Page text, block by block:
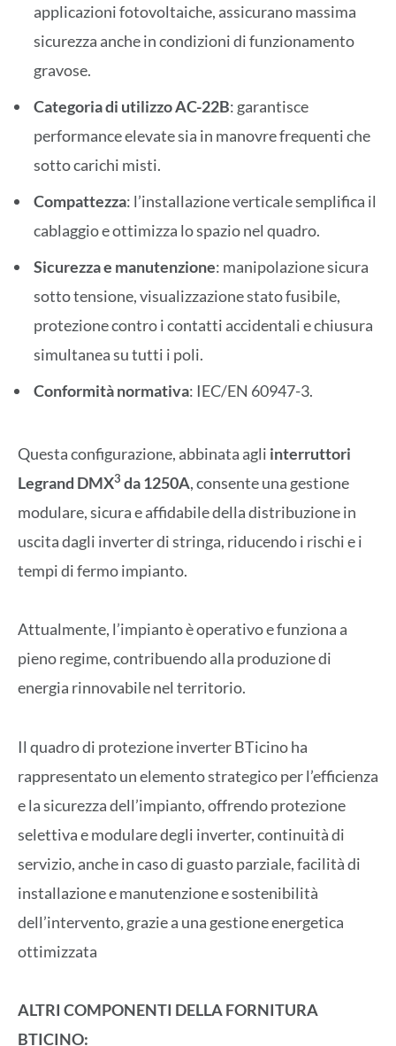
applicazioni fotovoltaiche, assicurano massima
sicurezza anche in condizioni di funzionamento
gravose.
Categoria di utilizzo AC-22B: garantisce
performance elevate sia in manovre frequenti che
sotto carichi misti.
Compattezza: l’installazione verticale semplifica il
cablaggio e ottimizza lo spazio nel quadro.
Sicurezza e manutenzione: manipolazione sicura
sotto tensione, visualizzazione stato fusibile,
protezione contro i contatti accidentali e chiusura
simultanea su tutti i poli.
Conformità normativa: IEC/EN 60947-3.
Questa configurazione, abbinata agli interruttori
Legrand DMX3 da 1250A, consente una gestione
modulare, sicura e affidabile della distribuzione in
uscita dagli inverter di stringa, riducendo i rischi e i
tempi di fermo impianto.
Attualmente, l’impianto è operativo e funziona a
pieno regime, contribuendo alla produzione di
energia rinnovabile nel territorio.
Il quadro di protezione inverter BTicino ha
rappresentato un elemento strategico per l’efficienza
e la sicurezza dell’impianto, offrendo protezione
selettiva e modulare degli inverter, continuità di
servizio, anche in caso di guasto parziale, facilità di
installazione e manutenzione e sostenibilità
dell’intervento, grazie a una gestione energetica
ottimizzata
ALTRI COMPONENTI DELLA FORNITURA
BTICINO: